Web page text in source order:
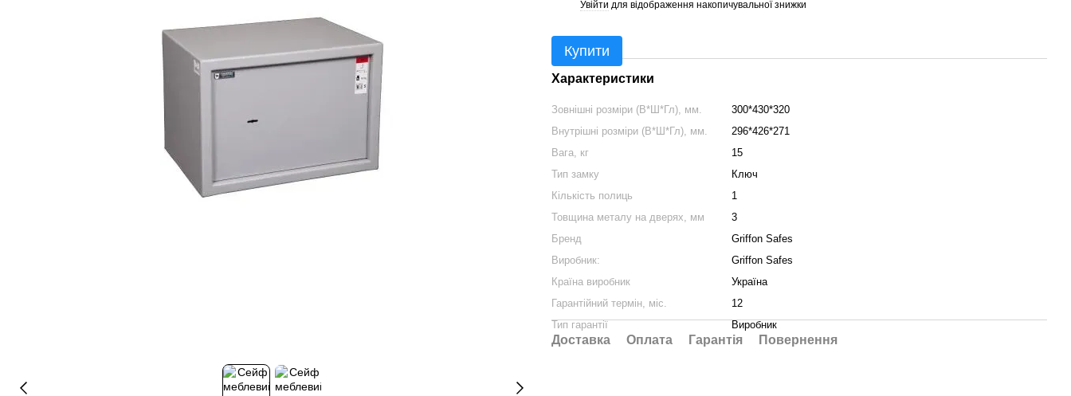
Увійти для відображення накопичувальної знижки
Купити
Характеристики
Зовнішні розміри (В*Ш*Гл), мм.
300*430*320
Внутрішні розміри (В*Ш*Гл), мм.
296*426*271
Вага, кг
15
Тип замку
Ключ
Кількість полиць
1
Товщина металу на дверях, мм
3
Бренд
Griffon Safes
Виробник:
Griffon Safes
Країна виробник
Україна
Гарантійний термін, міс.
12
Тип гарантії
Виробник
Доставка Оплата Гарантія Повернення